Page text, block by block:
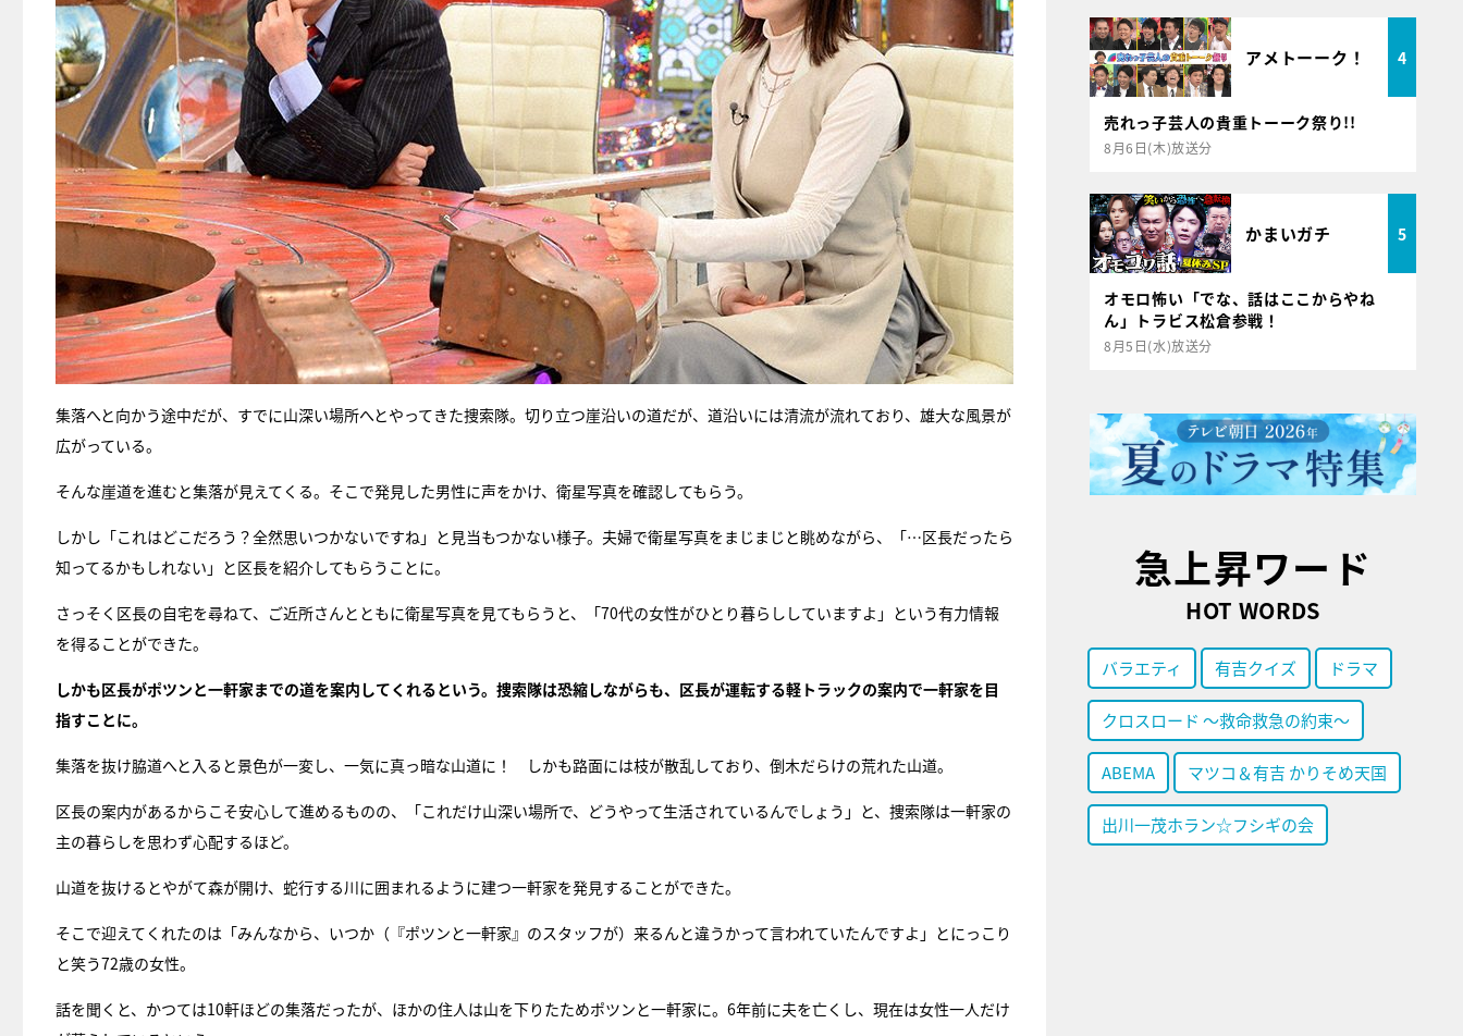
集落へと向かう途中だが、すでに山深い場所へとやってきた捜索隊。切り立つ崖沿いの道だが、道沿いには清流が流れており、雄大な風景が
広がっている。
そんな崖道を進むと集落が見えてくる。そこで発見した男性に声をかけ、衛星写真を確認してもらう。
しかし「これはどこだろう？全然思いつかないですね」と見当もつかない様子。夫婦で衛星写真をまじまじと眺めながら、「…区長だったら
知ってるかもしれない」と区長を紹介してもらうことに。
さっそく区長の自宅を尋ねて、ご近所さんとともに衛星写真を見てもらうと、「70代の女性がひとり暮らししていますよ」という有力情報
を得ることができた。
しかも区長がポツンと一軒家までの道を案内してくれるという。捜索隊は恐縮しながらも、区長が運転する軽トラックの案内で一軒家を目
指すことに。
集落を抜け脇道へと入ると景色が一変し、一気に真っ暗な山道に！ しかも路面には枝が散乱しており、倒木だらけの荒れた山道。
区長の案内があるからこそ安心して進めるものの、「これだけ山深い場所で、どうやって生活されているんでしょう」と、捜索隊は一軒家の
主の暮らしを思わず心配するほど。
山道を抜けるとやがて森が開け、蛇行する川に囲まれるように建つ一軒家を発見することができた。
そこで迎えてくれたのは「みんなから、いつか（『ポツンと一軒家』のスタッフが）来るんと違うかって言われていたんですよ」とにっこり
と笑う72歳の女性。
話を聞くと、かつては10軒ほどの集落だったが、ほかの住人は山を下りたためポツンと一軒家に。6年前に夫を亡くし、現在は女性一人だけ
アメトーーク！ 4
売れっ子芸人の貴重トーーク祭り!!
8月6日(木)放送分
かまいガチ 5
オモロ怖い「でな、話はここからやね
ん」トラビス松倉参戦！
8月5日(水)放送分
急上昇ワード
HOT WORDS
バラエティ 有吉クイズ ドラマ
クロスロード ～救命救急の約束～
ABEMA マツコ＆有吉 かりそめ天国
出川一茂ホラン☆フシギの会